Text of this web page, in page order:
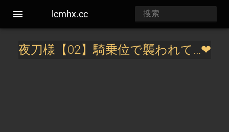
lcmhx.cc
夜刀様【02】騎乗位で襲われて…❤